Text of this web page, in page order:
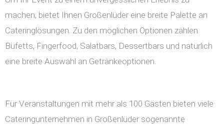
machen, bietet Ihnen Großenlüder eine breite Palette an
Cateringlösungen. Zu den möglichen Optionen zählen
Büfetts, Fingerfood, Salatbars, Dessertbars und natürlich
eine breite Auswahl an Getränkeoptionen.
Für Veranstaltungen mit mehr als 100 Gästen bieten viele
Cateringunternehmen in Großenlüder sogenannte